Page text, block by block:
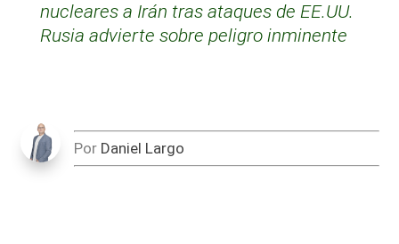
nucleares a Irán tras ataques de EE.UU.
Rusia advierte sobre peligro inminente
Por Daniel Largo